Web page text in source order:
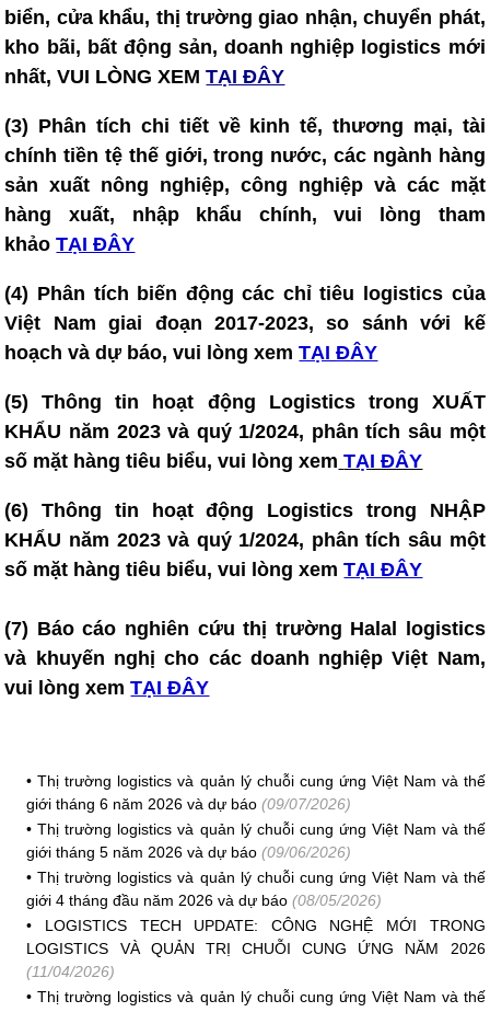
biển, cửa khẩu, thị trường giao nhận, chuyển phát,
kho bãi, bất động sản, doanh nghiệp logistics mới
nhất, VUI LÒNG XEM TẠI ĐÂY
(3) Phân tích chi tiết về kinh tế, thương mại, tài
chính tiền tệ thế giới, trong nước, các ngành hàng
sản xuất nông nghiệp, công nghiệp và các mặt
hàng xuất, nhập khẩu chính, vui lòng tham
khảo TẠI ĐÂY
(4) Phân tích biến động các chỉ tiêu logistics của
Việt Nam giai đoạn 2017-2023, so sánh với kế
hoạch và dự báo, vui lòng xemTẠI ĐÂY
(5) Thông tin hoạt động Logistics trong XUẤT
KHẨU năm 2023 và quý 1/2024, phân tích sâu một
số mặt hàng tiêu biểu, vui lòng xem TẠI ĐÂY
(6)
Thông tin hoạt động Logistics trong NHẬP
KHẨU năm 2023 và quý 1/2024, phân tích sâu một
số mặt hàng tiêu biểu, vui lòng xemTẠI ĐÂY
(7) Báo cáo nghiên cứu thị trường Halal logistics
và khuyến nghị cho các doanh nghiệp Việt Nam,
vui lòng xemTẠI ĐÂY
•Thị trường logistics và quản lý chuỗi cung ứng Việt Nam và thế
giới tháng 6 năm 2026 và dự báo (09/07/2026)
•Thị trường logistics và quản lý chuỗi cung ứng Việt Nam và thế
giới tháng 5 năm 2026 và dự báo (09/06/2026)
•Thị trường logistics và quản lý chuỗi cung ứng Việt Nam và thế
giới 4 tháng đầu năm 2026 và dự báo (08/05/2026)
• LOGISTICS TECH UPDATE: CÔNG NGHỆ MỚI TRONG
LOGISTICS VÀ QUẢN TRỊ CHUỖI CUNG ỨNG NĂM 2026
(11/04/2026)
•Thị trường logistics và quản lý chuỗi cung ứng Việt Nam và thế